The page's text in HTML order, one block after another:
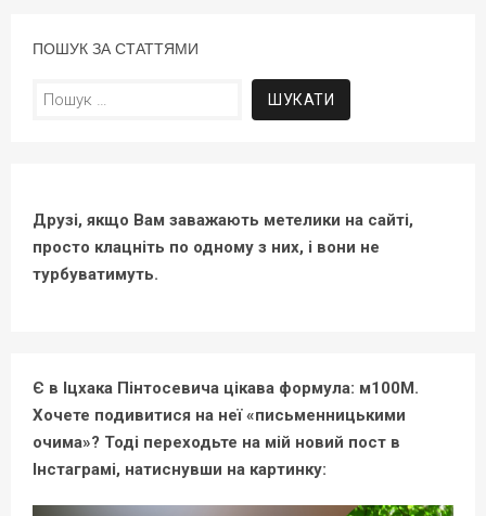
ПОШУК ЗА СТАТТЯМИ
Пошук:
Друзі, якщо Вам заважають метелики на сайті,
просто клацніть по одному з них, і вони не
турбуватимуть.
Є в Іцхака Пінтосевича цікава формула: м100М.
Хочете подивитися на неї «письменницькими
очима»? Тоді переходьте на мій новий пост в
Інстаграмі, натиснувши на картинку: